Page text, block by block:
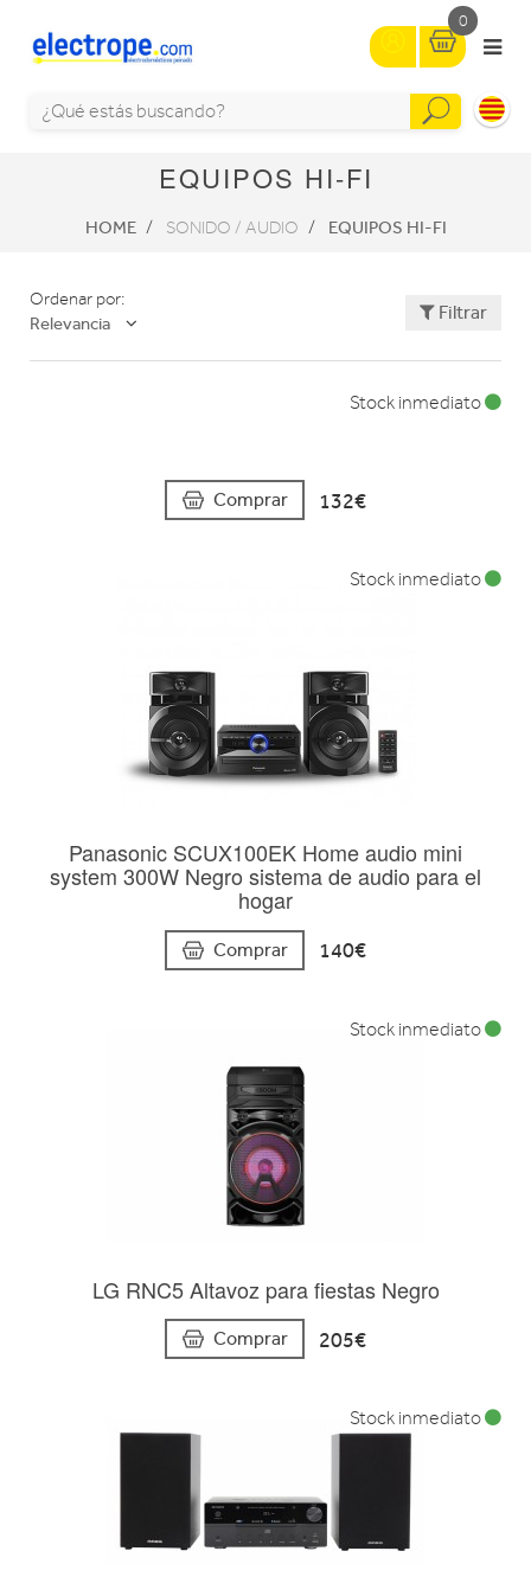
0
EQUIPOS HI-FI
HOME SONIDO / AUDIO EQUIPOS HI-FI
Ordenar por:
Relevancia
Filtrar
Comprar 132€
Stock inmediato
Panasonic SCUX100EK Home audio mini
system 300W Negro sistema de audio para el
hogar
Comprar 140€
Stock inmediato
LG RNC5 Altavoz para fiestas Negro
Comprar 205€
Stock inmediato
Stock inmediato